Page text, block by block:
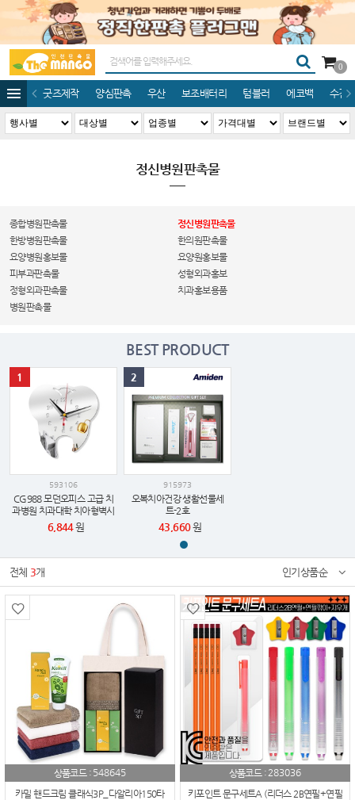
0
굿즈제작 양심판촉 우산 보조배터리 텀블러 에코백 수건/
정신병원판촉물
종합병원판촉물
정신병원판촉물
한방병원판촉물
한의원판촉물
요양병원홍보물
요양원홍보물
피부과판촉물
성형외과홍보
정형외과판촉물
치과홍보용품
병원판촉물
BEST PRODUCT
593106
CG988 모던오피스 고급 치
과병원 치과대학 치아형벽시
계
6,844원
1
915973
오복치아건강 생활선물세
트-2호
43,660원
2
전체 3개 인기상품순
상품코드 : 548645
카밀 핸드크림 클래식3P_다알리아150타
상품코드 :283036
키포인트 문구세트A (리더스 2B연필+연필